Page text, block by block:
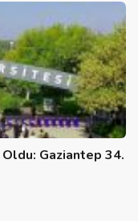
Gaziantep 34.